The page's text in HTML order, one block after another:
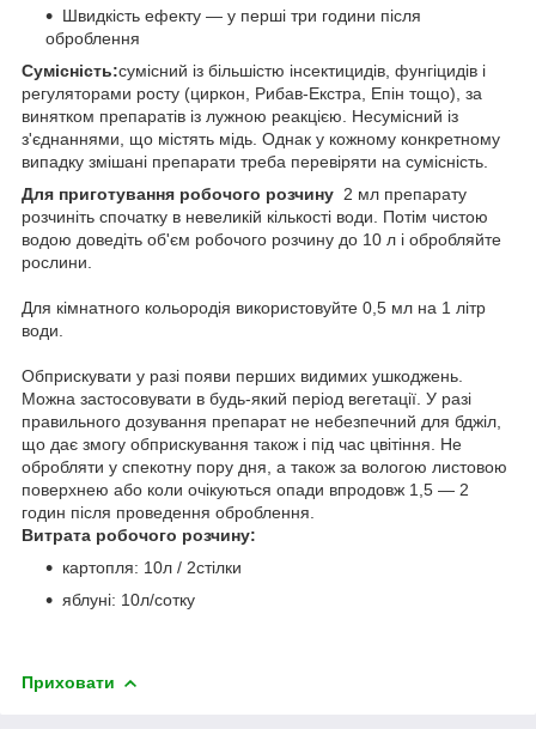
Швидкість ефекту — у перші три години після
оброблення
Сумісність:сумісний із більшістю інсектицидів, фунгіцидів і
регуляторами росту (циркон, Рибав-Екстра, Епін тощо), за
винятком препаратів із лужною реакцією. Несумісний із
з'єднаннями, що містять мідь. Однак у кожному конкретному
випадку змішані препарати треба перевіряти на сумісність.
Для приготування робочого розчину 2 мл препарату
розчиніть спочатку в невеликій кількості води. Потім чистою
водою доведіть об'єм робочого розчину до 10 л і обробляйте
рослини.
Для кімнатного кольородія використовуйте 0,5 мл на 1 літр
води.
Обприскувати у разі появи перших видимих ушкоджень.
Можна застосовувати в будь-який період вегетації. У разі
правильного дозування препарат не небезпечний для бджіл,
що дає змогу обприскування також і під час цвітіння. Не
обробляти у спекотну пору дня, а також за вологою листовою
поверхнею або коли очікуються опади впродовж 1,5 — 2
годин після проведення оброблення.
Витрата робочого розчину:
картопля: 10л / 2стілки
яблуні: 10л/сотку
Приховати